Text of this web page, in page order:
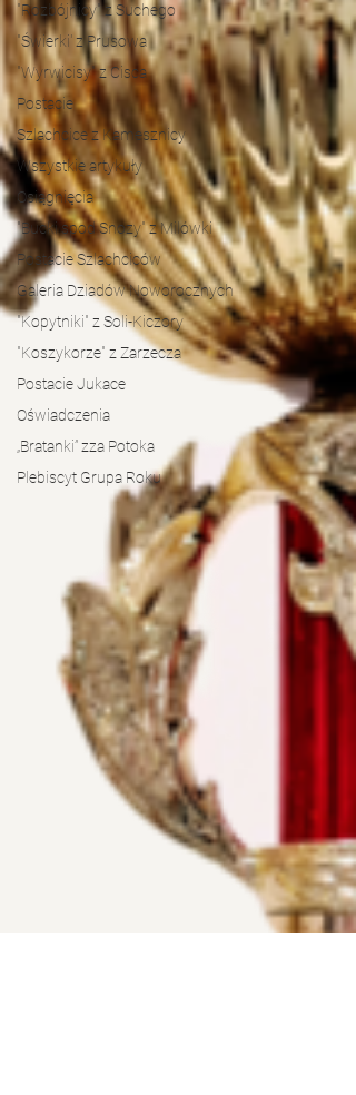
"Rozbójnicy" z Suchego
"Świerki' z Prusowa
"Wyrwicisy" z Cisca
Postacie
Szlachcice z Kamesznicy
Wszystkie artykuły
Osiągnięcia
"Bucki spod Snozy" z Milówki
Postacie Szlachciców
Galeria Dziadów Noworocznych
"Kopytniki" z Soli-Kiczory
"Koszykorze" z Zarzecza
Postacie Jukace
Oświadczenia
„Bratanki” zza Potoka
Plebiscyt Grupa Roku